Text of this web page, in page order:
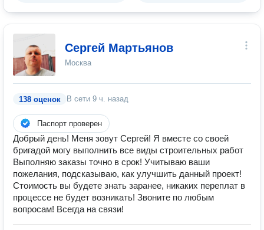
Сергей Мартьянов
Москва
138 оценок В сети 9 ч. назад
Паспорт проверен
Добрый день! Меня зовут Сергей! Я вместе со своей
бригадой могу выполнить все виды строительных работ
Выполняю заказы точно в срок! Учитываю ваши
пожелания, подсказываю, как улучшить данный проект!
Стоимость вы будете знать заранее, никаких переплат в
процессе не будет возникать! Звоните по любым
вопросам! Всегда на связи!